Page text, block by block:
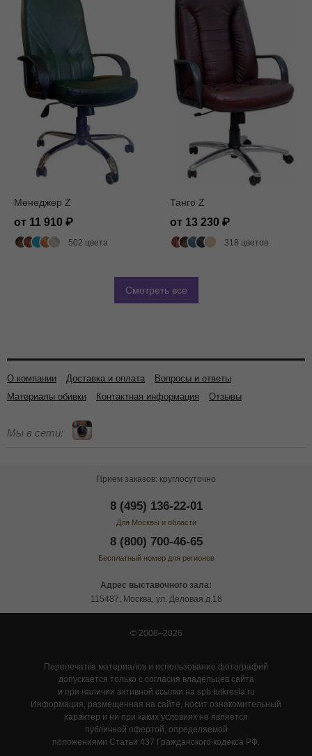
Менеджер Z
от 11 910
502 цвета
Танго Z
от 13 230
318 цветов
Смотреть все
О компании Доставка и оплата
Вопросы и ответы
Материалы обивки
Контактная информация Отзывы
Мы в сети:
Прием заказов: круглосуточно
8 (495) 136-22-01
Для Москвы и области
8 (800) 700-46-65
Бесплатный номер для регионов
Адрес выставочного зала:
115487, Москва, ул. Деловая д.18
© 2008–2026
Перепечатка материалов и использование фотографий
допускается только с согласия владельцев сайта
и при наличии активной ссылки на spb.tutkresla.ru
Информация, размещенная на сайте, носит ознакомительный
характер и ни при каких условиях не является
публичной офертой, определяемой
положениями Статьи 437 Гражданского кодекса РФ.